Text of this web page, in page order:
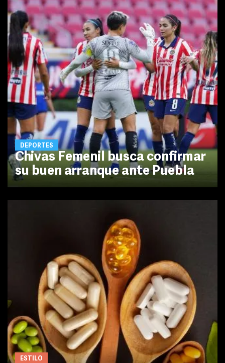
DEPORTES
Chivas Femenil busca confirmar
su buen arranque ante Puebla
ESTILO